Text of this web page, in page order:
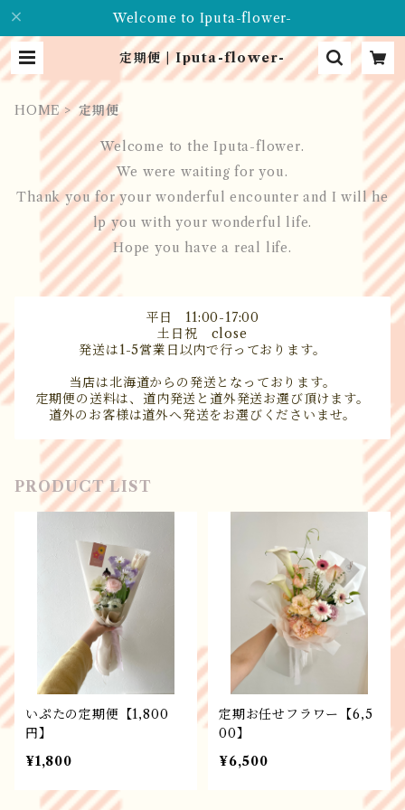
Welcome to Iputa-flower-
定期便 | Iputa-flower-
HOME 定期便
Welcome to the Iputa-flower.
We were waiting for you.
Thank you for your wonderful encounter and I will he
lp you with your wonderful life.
Hope you have a real life.
平日 11:00-17:00
土日祝 close
発送は1-5営業日以内で行っております。
当店は北海道からの発送となっております。
定期便の送料は、道内発送と道外発送お選び頂けます。
道外のお客様は道外へ発送をお選びくださいませ。
PRODUCT LIST
いぷたの定期便【1,800
円】
¥1,800
定期お任せフラワー【6,5
00】
¥6,500